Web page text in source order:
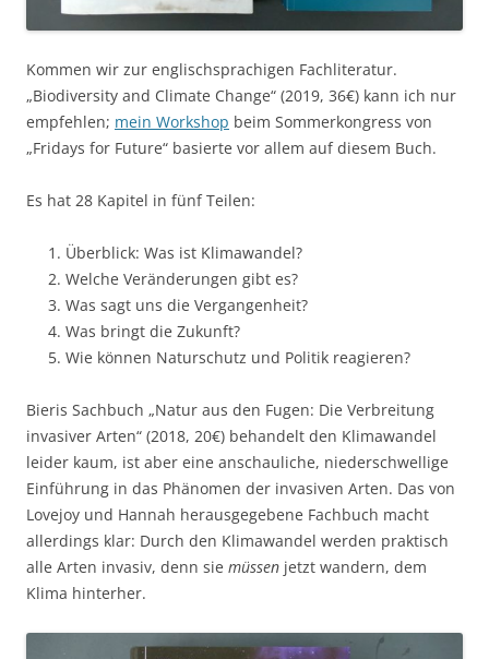
Kommen wir zur englischsprachigen Fachliteratur.
„Biodiversity and Climate Change“ (2019, 36€) kann ich nur
empfehlen; mein Workshop beim Sommerkongress von
„Fridays for Future“ basierte vor allem auf diesem Buch.
Es hat 28 Kapitel in fünf Teilen:
Überblick: Was ist Klimawandel?
Welche Veränderungen gibt es?
Was sagt uns die Vergangenheit?
Was bringt die Zukunft?
Wie können Naturschutz und Politik reagieren?
Bieris Sachbuch „Natur aus den Fugen: Die Verbreitung
invasiver Arten“ (2018, 20€) behandelt den Klimawandel
leider kaum, ist aber eine anschauliche, niederschwellige
Einführung in das Phänomen der invasiven Arten. Das von
Lovejoy und Hannah herausgegebene Fachbuch macht
allerdings klar: Durch den Klimawandel werden praktisch
alle Arten invasiv, denn sie müssen jetzt wandern, dem
Klima hinterher.